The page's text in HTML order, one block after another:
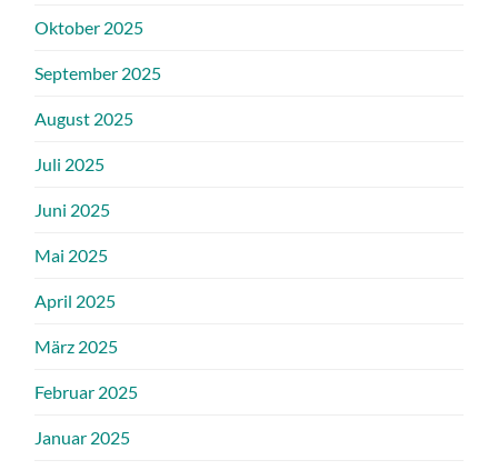
Oktober 2025
September 2025
August 2025
Juli 2025
Juni 2025
Mai 2025
April 2025
März 2025
Februar 2025
Januar 2025